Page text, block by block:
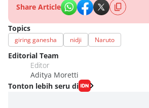
Share Article
Topics
giring ganesha nidji Naruto
Editorial Team
Editor
Aditya Moretti
Tonton lebih seru di